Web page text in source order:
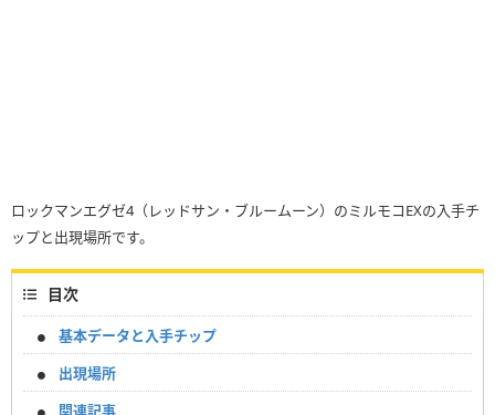
ロックマンエグゼ4（レッドサン・ブルームーン）のミルモコEXの入手チ
ップと出現場所です。
目次
基本データと入手チップ
出現場所
関連記事